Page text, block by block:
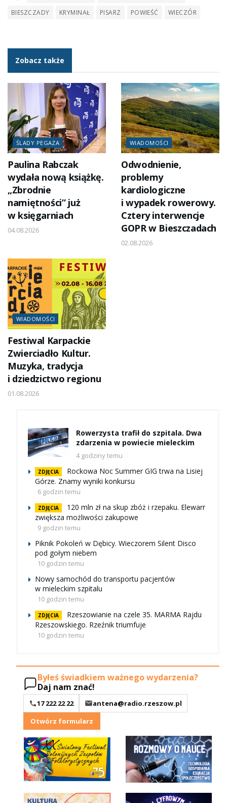
BIESZCZADY
KRYMINAŁ PISARZ POWIEŚĆ WIECZÓR
Zobacz także
ŚLADY PEGAZA
Paulina Rabczak
wydała nową książkę.
„Zbrodnie
namiętności” już
w księgarniach
04.08.2026
WIADOMOŚCI
Odwodnienie,
problemy
kardiologiczne
i wypadek rowerowy.
Cztery interwencje
GOPR w Bieszczadach
02.08.2026
WIADOMOŚCI
Festiwal Karpackie
Zwierciadło Kultur.
Muzyka, tradycja
i dziedzictwo regionu
01.08.2026
Rowerzysta trafił do szpitala. Dwa
zdarzenia w powiecie mieleckim
4 godziny temu
ZDJĘCIA
Rockowa Noc Summer GIG trwa na Lisiej
Górze. Znamy wyniki konkursu
6 godzin temu
ZDJĘCIA
120 mln zł na skup zbóż i rzepaku. Elewarr
zwiększa możliwości zakupowe
9 godzin temu
Piknik Pokoleń w Dębicy. Wieczorem Silent Disco
pod gołym niebem
10 godzin temu
Nowy samochód do transportu pacjentów
w mieleckim szpitalu
10 godzin temu
ZDJĘCIA
Rzeszowianie na czele 35. MARMA Rajdu
Rzeszowskiego. Rzeźnik triumfuje
10 godzin temu
Byłeś świadkiem ważnego wydarzenia?
Daj nam znać!
17 222 22 22
antena@radio.rzeszow.pl
Otwórz formularz